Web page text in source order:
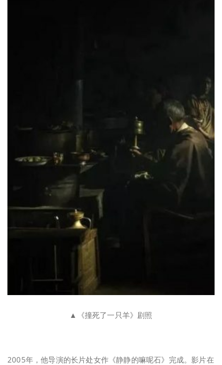
▲《撞死了一只羊》剧照
2005年，他导演的长片处女作《静静的嘛呢石》完成。影片在